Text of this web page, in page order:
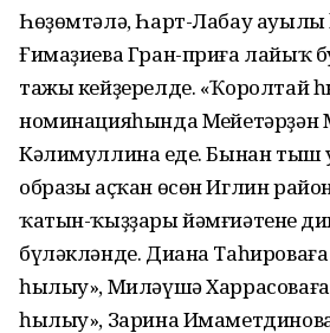
Һөҙөмтәлә, Һарт-Лабау
Ғимаҙиева Гран-приға лайыҡ
тажы кейҙерелде. «Ҡоролтай
номинацияһында Меңйетәрҙән
Кәлимуллина еңде. Бынан
образы аҫҡан өсөн Иглин
ҡатын-ҡыҙҙары йәмғиәтенең
бүләкләнде. Диана Таһироваға
һылыу», Миләүшә Харрасоваға
һылыу», Зарина